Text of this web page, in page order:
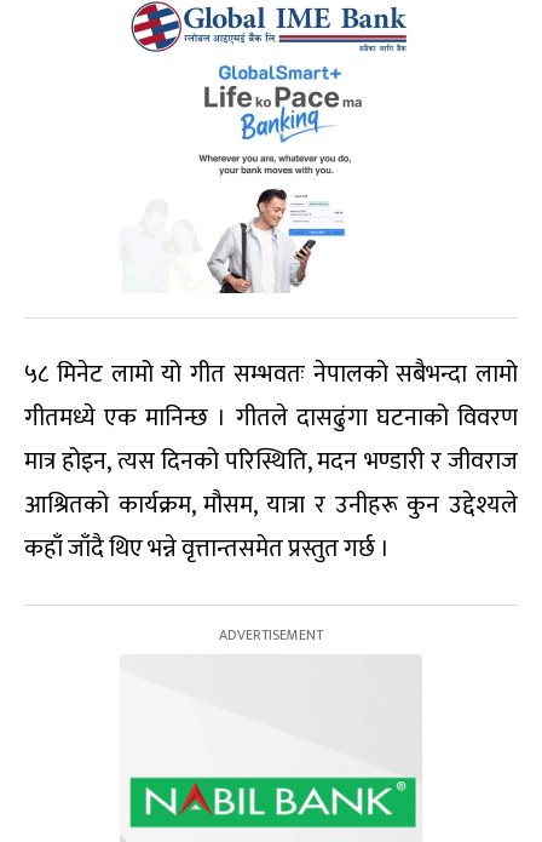
५८ मिनेट लामो यो गीत सम्भवतः नेपालको सबैभन्दा लामो
गीतमध्ये एक मानिन्छ । गीतले दासढुंगा घटनाको विवरण
मात्र होइन, त्यस दिनको परिस्थिति, मदन भण्डारी र जीवराज
आश्रितको कार्यक्रम, मौसम, यात्रा र उनीहरू कुन उद्देश्यले
कहाँ जाँदै थिए भन्ने वृत्तान्तसमेत प्रस्तुत गर्छ ।